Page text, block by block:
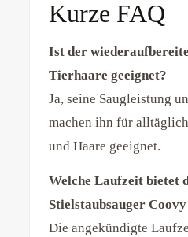
Kurze FAQ
Ist der
Tierhaare geeignet?
Ja, seine Saugleistung
machen ihn für
und Haare geeignet.
Welche Laufzeit bietet
Stielstaubsauger Coovy
Die angekündigte